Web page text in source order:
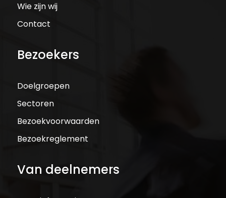
Wie zijn wij
Contact
Bezoekers
Doelgroepen
Sectoren
Bezoekvoorwaarden
Bezoekreglement
Van deelnemers